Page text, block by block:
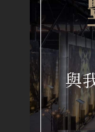
與